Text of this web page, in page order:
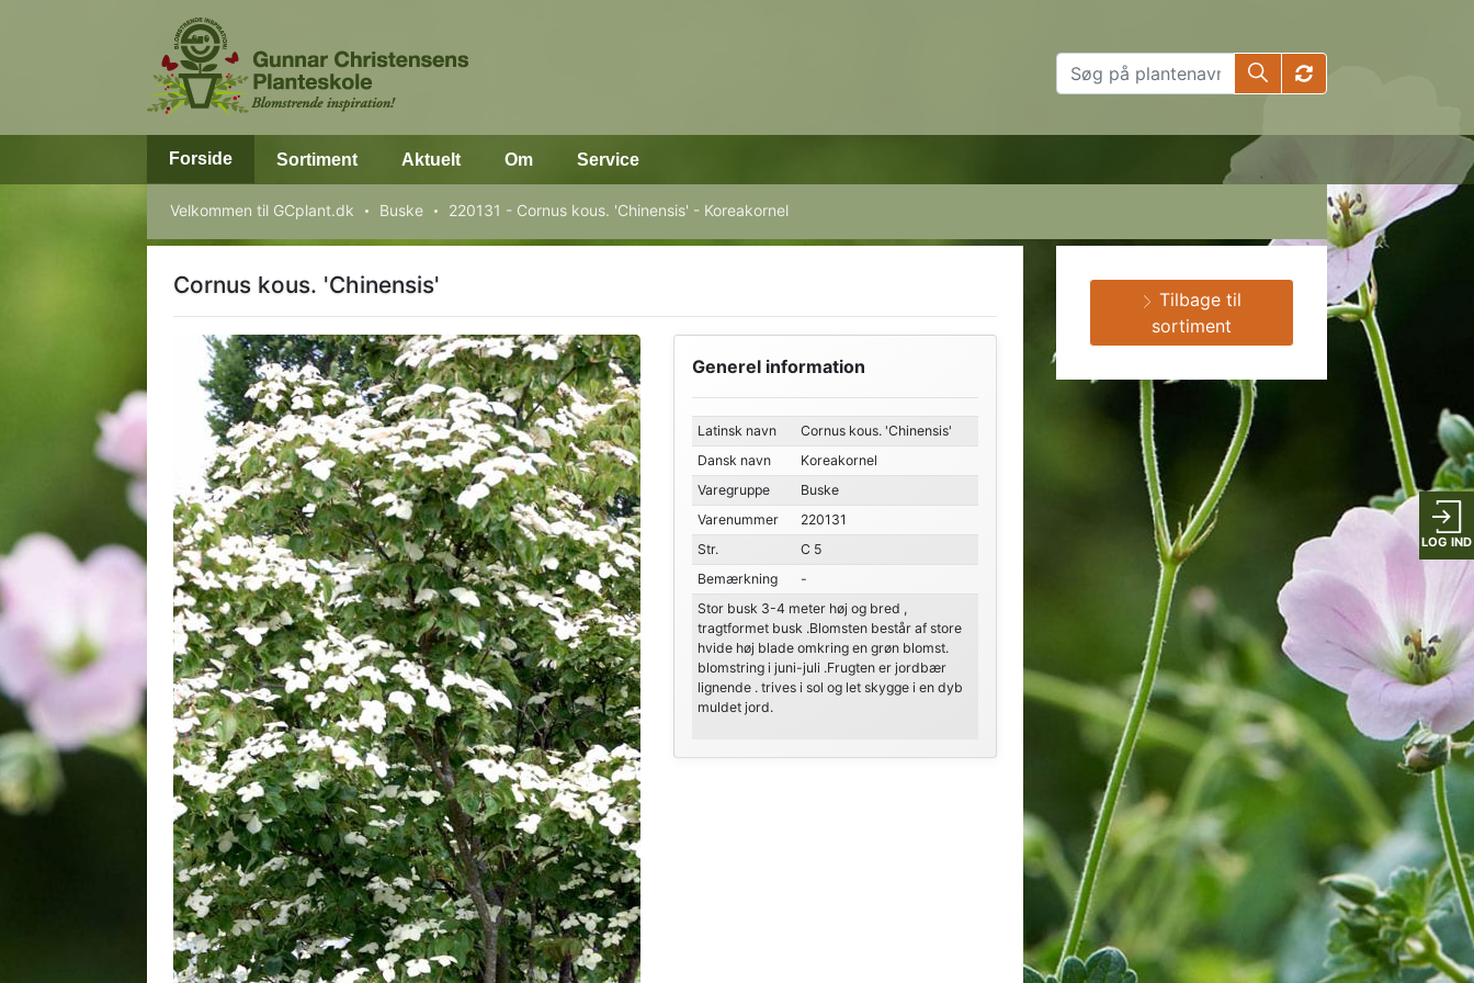
LOG IND
Forside Sortiment Aktuelt Om Service
Velkommen til GCplant.dk Buske 220131 - Cornus kous. 'Chinensis' - Koreakornel
Cornus kous. 'Chinensis'
Generel information
Latinsk navn
Cornus kous. 'Chinensis'
Dansk navn
Koreakornel
Varegruppe
Buske
Varenummer
220131
Str.
C 5
Bemærkning
-
Stor busk 3-4 meter høj og bred ,
tragtformet busk .Blomsten består af store
hvide høj blade omkring en grøn blomst.
blomstring i juni-juli .Frugten er jordbær
lignende . trives i sol og let skygge i en dyb
muldet jord.
Tilbage til
sortiment